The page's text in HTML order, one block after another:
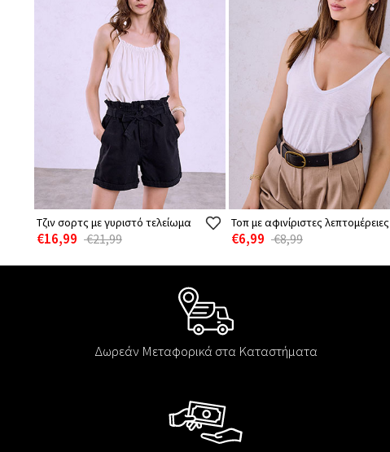
Τζιν σορτς με γυριστό τελείωμα
€16,99 €21,99
Τοπ με αφινίριστες λεπτομέρειες
€6,99 €8,99
Δωρεάν Μεταφορικά στα Καταστήματα